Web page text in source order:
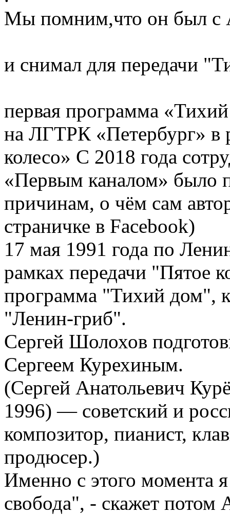
Мы помним,что он был с
и снимал для передачи
первая программа
на ЛГТРК «Петербург» в
колесо» С 2018 года
«Первым каналом» было
причинам, о чëм сам
страничке в Facebook)
17 мая 1991 года по
рамках передачи "Пятое
программа "Тихий дом",
"Ленин-гриб".
Сергей Шолохов
Сергеем Курехиным.
(Сергей Анатольевич
1996) — советский и
композитор, пианист,
продюсер.)
Именно с этого момента
свобода", - скажет потом